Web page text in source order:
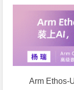
Arm Ethos-